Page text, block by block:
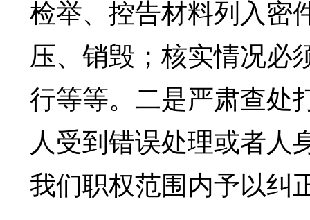
检举、控告材料列入密
压、销毁；核实情况必
行等等。二是严肃查处
人受到错误处理或者人
我们职权范围内予以纠